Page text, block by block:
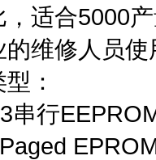
，适合5000
的维修人员使
：
串行